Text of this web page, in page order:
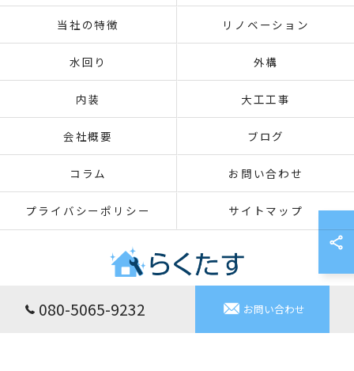
080-5065-9232 お問い合わせ
当社の特徴 リノベーション
水回り 外構
内装 大工工事
会社概要 ブログ
コラム お問い合わせ
プライバシーポリシー サイトマップ
© 2026 愛媛のリフォームなららくたす ALL RIGHTS RESERVED.